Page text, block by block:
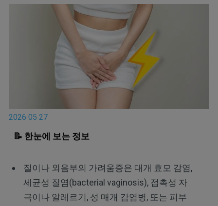
2026 05 27
📝 한눈에 보는 정보
질이나 외음부의 가려움증은 대개 효모 감염,
세균성 질염(bacterial vaginosis), 접촉성 자
극이나 알레르기, 성 매개 감염병, 또는 피부